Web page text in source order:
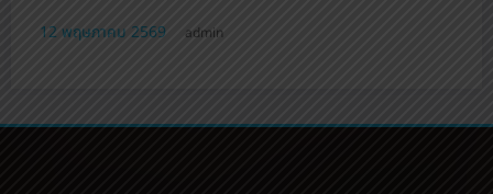
12 พฤษภาคม 2569 admin